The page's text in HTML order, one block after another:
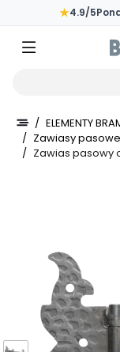
Przejdź do głównej
★4.9/5
/ ELEMENTY
/ Zawiasy pasowe
/ Zawias pasowy